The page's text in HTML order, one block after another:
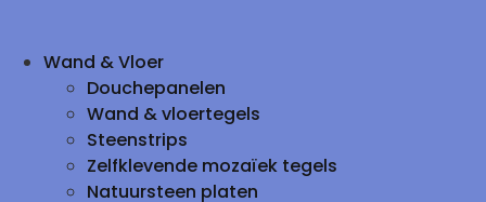
Wand & Vloer
Douchepanelen
Wand & vloertegels
Steenstrips
Zelfklevende mozaïek tegels
Natuursteen platen